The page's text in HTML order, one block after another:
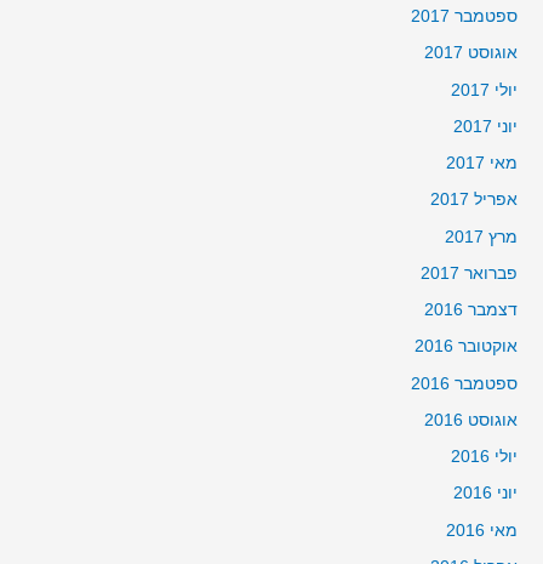
ספטמבר 2017
אוגוסט 2017
יולי 2017
יוני 2017
מאי 2017
אפריל 2017
מרץ 2017
פברואר 2017
דצמבר 2016
אוקטובר 2016
ספטמבר 2016
אוגוסט 2016
יולי 2016
יוני 2016
מאי 2016